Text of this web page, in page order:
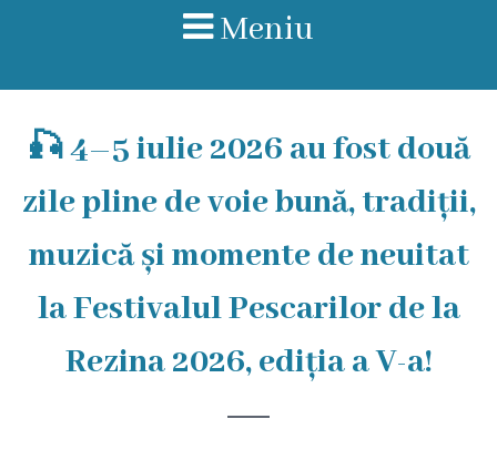
în
Rezina
Primăria
Zile
audiență
Meniu
🎣 4–5 iulie 2026 au fost două
zile pline de voie bună, tradiții,
muzică și momente de neuitat
la Festivalul Pescarilor de la
Rezina 2026, ediția a V-a!